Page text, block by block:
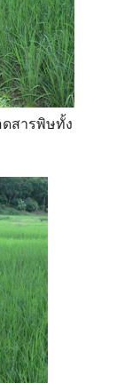
ดสารพิษทั้ง